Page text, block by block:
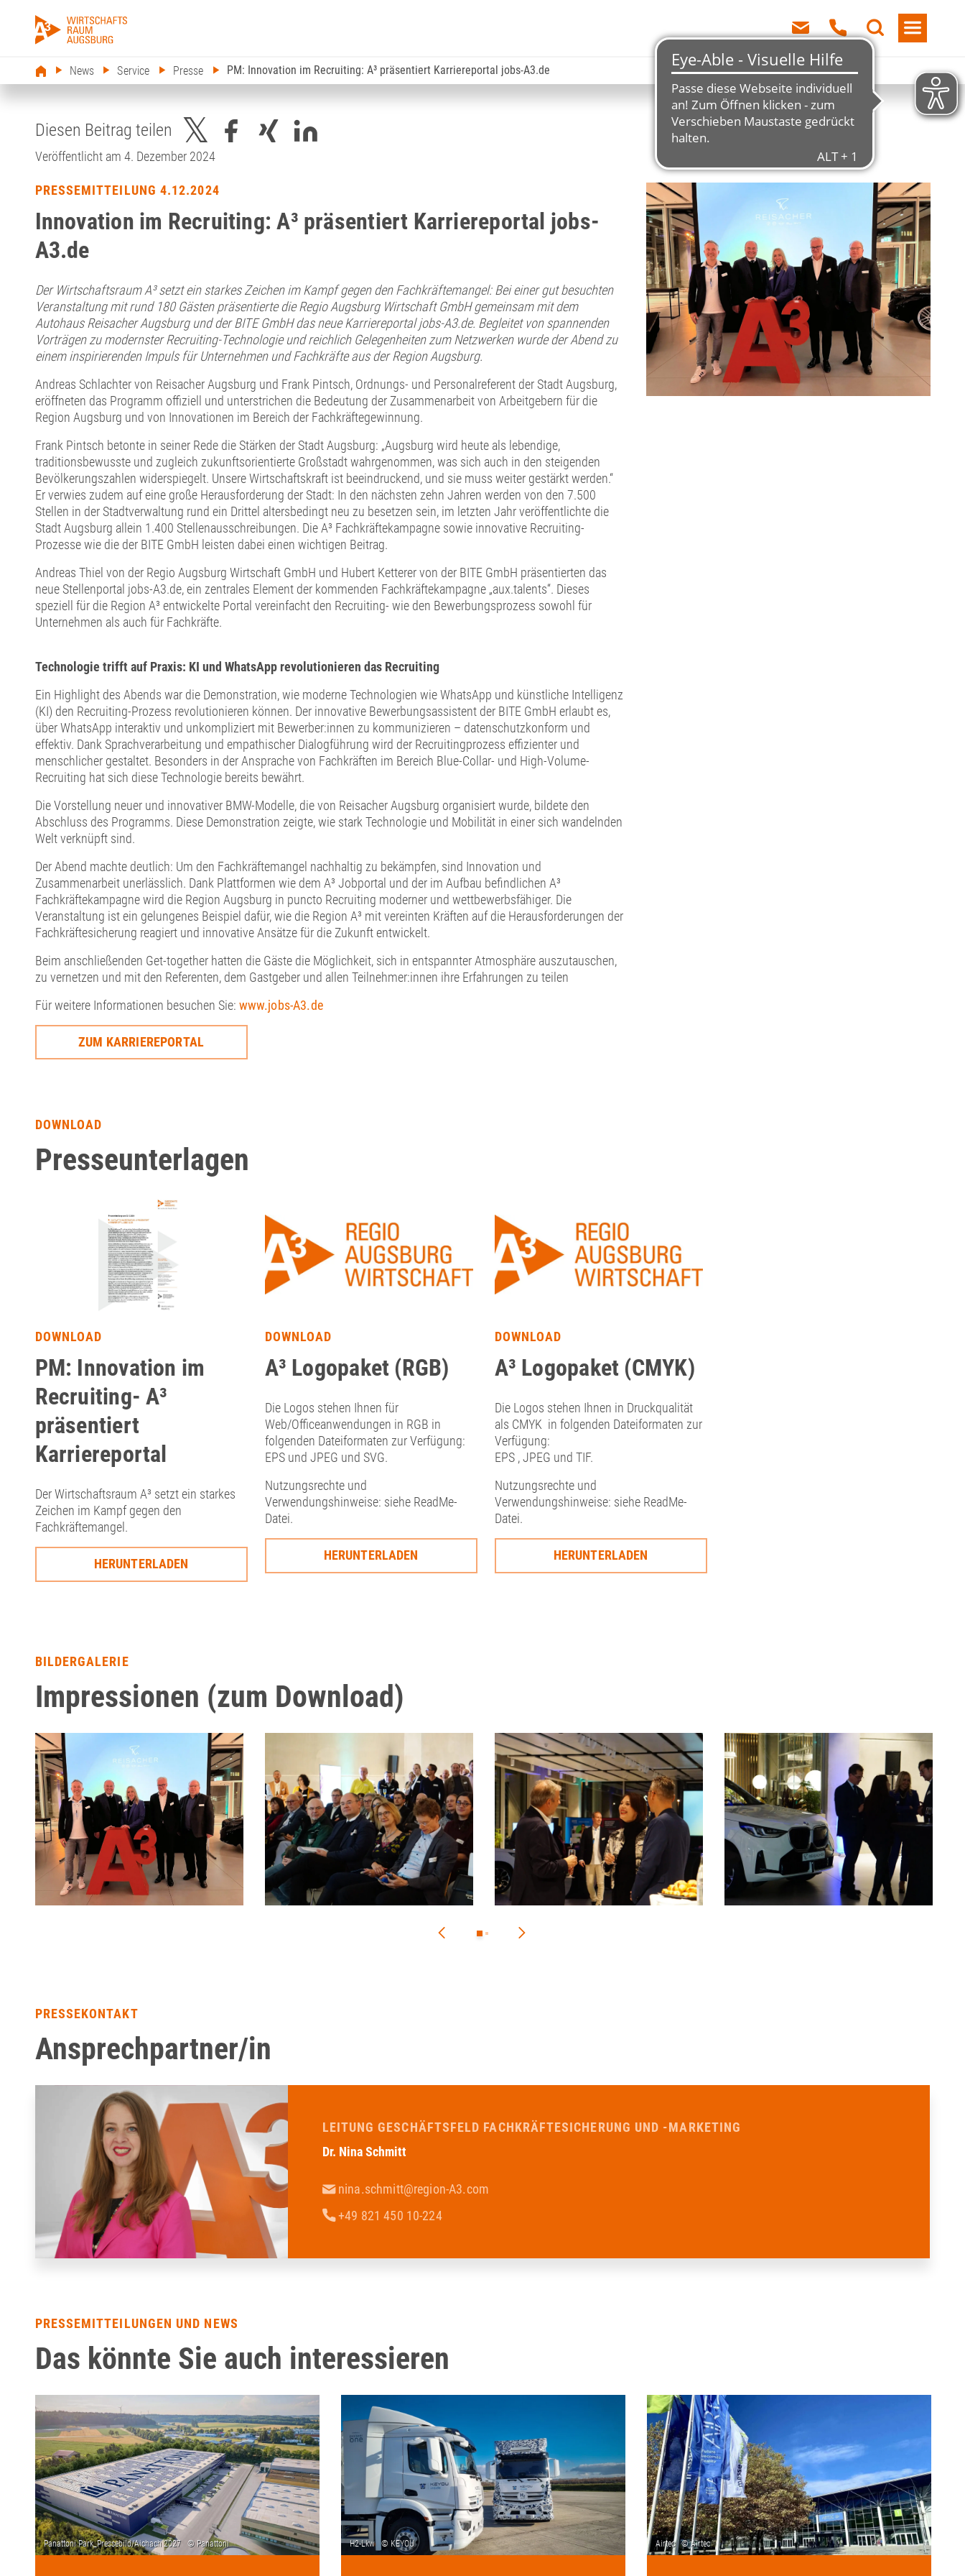
News Service Presse PM: Innovation im Recruiting: A³ präsentiert Karriereportal jobs-A3.de
Diesen Beitrag teilen
Veröffentlicht am 4. Dezember 2024
PRESSEMITTEILUNG 4.12.2024
Innovation im Recruiting: A³ präsentiert Karriereportal jobs-
A3.de
Der Wirtschaftsraum A³ setzt ein starkes Zeichen im Kampf gegen den Fachkräftemangel: Bei einer gut besuchten
Veranstaltung mit rund 180 Gästen präsentierte die Regio Augsburg Wirtschaft GmbH gemeinsam mit dem
Autohaus Reisacher Augsburg und der BITE GmbH das neue Karriereportal jobs-A3.de. Begleitet von spannenden
Vorträgen zu modernster Recruiting-Technologie und reichlich Gelegenheiten zum Netzwerken wurde der Abend zu
einem inspirierenden Impuls für Unternehmen und Fachkräfte aus der Region Augsburg.
Andreas Schlachter von Reisacher Augsburg und Frank Pintsch, Ordnungs- und Personalreferent der Stadt Augsburg,
eröffneten das Programm offiziell und unterstrichen die Bedeutung der Zusammenarbeit von Arbeitgebern für die
Region Augsburg und von Innovationen im Bereich der Fachkräftegewinnung.
Frank Pintsch betonte in seiner Rede die Stärken der Stadt Augsburg: „Augsburg wird heute als lebendige,
traditionsbewusste und zugleich zukunftsorientierte Großstadt wahrgenommen, was sich auch in den steigenden
Bevölkerungszahlen widerspiegelt. Unsere Wirtschaftskraft ist beeindruckend, und sie muss weiter gestärkt werden.“
Er verwies zudem auf eine große Herausforderung der Stadt: In den nächsten zehn Jahren werden von den 7.500
Stellen in der Stadtverwaltung rund ein Drittel altersbedingt neu zu besetzen sein, im letzten Jahr veröffentlichte die
Stadt Augsburg allein 1.400 Stellenausschreibungen. Die A³ Fachkräftekampagne sowie innovative Recruiting-
Prozesse wie die der BITE GmbH leisten dabei einen wichtigen Beitrag.
Andreas Thiel von der Regio Augsburg Wirtschaft GmbH und Hubert Ketterer von der BITE GmbH präsentierten das
neue Stellenportal jobs-A3.de, ein zentrales Element der kommenden Fachkräftekampagne „aux.talents“. Dieses
speziell für die Region A³ entwickelte Portal vereinfacht den Recruiting- wie den Bewerbungsprozess sowohl für
Unternehmen als auch für Fachkräfte.
Technologie trifft auf Praxis: KI und WhatsApp revolutionieren das Recruiting
Ein Highlight des Abends war die Demonstration, wie moderne Technologien wie WhatsApp und künstliche Intelligenz
(KI) den Recruiting-Prozess revolutionieren können. Der innovative Bewerbungsassistent der BITE GmbH erlaubt es,
über WhatsApp interaktiv und unkompliziert mit Bewerber:innen zu kommunizieren – datenschutzkonform und
effektiv. Dank Sprachverarbeitung und empathischer Dialogführung wird der Recruitingprozess effizienter und
menschlicher gestaltet. Besonders in der Ansprache von Fachkräften im Bereich Blue-Collar- und High-Volume-
Recruiting hat sich diese Technologie bereits bewährt.
Die Vorstellung neuer und innovativer BMW-Modelle, die von Reisacher Augsburg organisiert wurde, bildete den
Abschluss des Programms. Diese Demonstration zeigte, wie stark Technologie und Mobilität in einer sich wandelnden
Welt verknüpft sind.
Der Abend machte deutlich: Um den Fachkräftemangel nachhaltig zu bekämpfen, sind Innovation und
Zusammenarbeit unerlässlich. Dank Plattformen wie dem A³ Jobportal und der im Aufbau befindlichen A³
Fachkräftekampagne wird die Region Augsburg in puncto Recruiting moderner und wettbewerbsfähiger. Die
Veranstaltung ist ein gelungenes Beispiel dafür, wie die Region A³ mit vereinten Kräften auf die Herausforderungen der
Fachkräftesicherung reagiert und innovative Ansätze für die Zukunft entwickelt.
Beim anschließenden Get-together hatten die Gäste die Möglichkeit, sich in entspannter Atmosphäre auszutauschen,
zu vernetzen und mit den Referenten, dem Gastgeber und allen Teilnehmer:innen ihre Erfahrungen zu teilen
Für weitere Informationen besuchen Sie: www.jobs-A3.de
ZUM KARRIEREPORTAL
DOWNLOAD
Presseunterlagen
DOWNLOAD
PM: Innovation im
Recruiting- A³
präsentiert
Karriereportal
Der Wirtschaftsraum A³ setzt ein starkes
Zeichen im Kampf gegen den
Fachkräftemangel.
HERUNTERLADEN
DOWNLOAD
A³ Logopaket (RGB)
Die Logos stehen Ihnen für
Web/Officeanwendungen in RGB in
folgenden Dateiformaten zur Verfügung:
EPS und JPEG und SVG.
Nutzungsrechte und
Verwendungshinweise: siehe ReadMe-
Datei.
HERUNTERLADEN
DOWNLOAD
A³ Logopaket (CMYK)
Die Logos stehen Ihnen in Druckqualität
als CMYK in folgenden Dateiformaten zur
Verfügung:
EPS , JPEG und TIF.
Nutzungsrechte und
Verwendungshinweise: siehe ReadMe-
Datei.
HERUNTERLADEN
BILDERGALERIE
Impressionen (zum Download)
PRESSEKONTAKT
Ansprechpartner/in
LEITUNG GESCHÄFTSFELD FACHKRÄFTESICHERUNG UND -MARKETING
Dr. Nina Schmitt
nina.schmitt@region-A3.com
+49 821 450 10-224
PRESSEMITTEILUNGEN UND NEWS
Das könnte Sie auch interessieren